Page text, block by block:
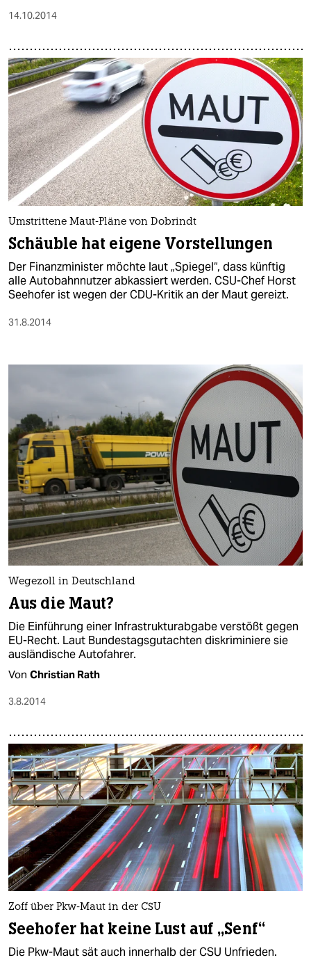
14.10.2014
Umstrittene Maut-Pläne von Dobrindt
Schäuble hat eigene Vorstellungen
Der Finanzminister möchte laut „Spiegel“, dass künftig
alle Autobahnnutzer abkassiert werden. CSU-Chef Horst
Seehofer ist wegen der CDU-Kritik an der Maut gereizt.
31.8.2014
Wegezoll in Deutschland
Aus die Maut?
Die Einführung einer Infrastrukturabgabe verstößt gegen
EU-Recht. Laut Bundestagsgutachten diskriminiere sie
ausländische Autofahrer.
Von Christian Rath
3.8.2014
Zoff über Pkw-Maut in der CSU
Seehofer hat keine Lust auf „Senf“
Die Pkw-Maut sät auch innerhalb der CSU Unfrieden.